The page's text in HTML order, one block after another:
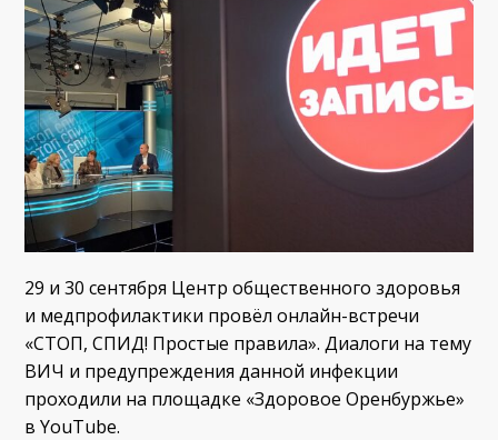
29 и 30 сентября Центр общественного здоровья
и медпрофилактики провёл онлайн-встречи
«СТОП, СПИД! Простые правила». Диалоги на тему
ВИЧ и предупреждения данной инфекции
проходили на площадке «Здоровое Оренбуржье»
в YouTube.